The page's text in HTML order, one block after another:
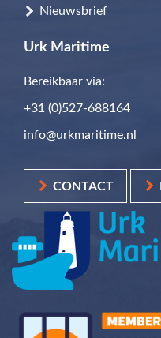
Nieuwsbrief
Urk Maritime
Bereikbaar via:
+31 (0)527-688164
info@urkmaritime.nl
CONTACT